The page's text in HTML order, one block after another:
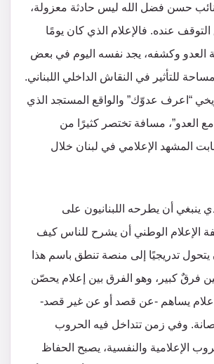
حسن فضل الله ليس حادثة معزولة،
عنده. فالإعلام الذي كان يومًا
العدو وكشفه، يجد نفسه اليوم في بعض
للتأثير في النقاش الداخلي اللبناني.
“اعرف عدوّك” والواقع المستجد الذي
العدو”، مسافة تختصر كثيرًا من
المشهد الإعلامي في لبنان خلال
ينبغي أن يطرحه اللبنانيون على
الإعلام الوطني أن يشرح للناس كيف
يتحول تدريجيًا إلى منصة تنطق باسم هذا
فرقٌ كبير، وهو الفرق بين إعلام يحصّن
يساهم -عن قصد أو عن غير قصد-
وفي زمن تتداخل فيه الحروب
الإعلامية والنفسية، يصبح الحفاظ